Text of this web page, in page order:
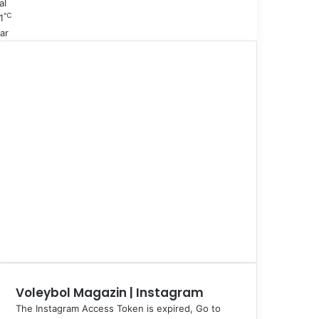
℃
Voleybol Magazin | Instagram
The Instagram Access Token is expired, Go to